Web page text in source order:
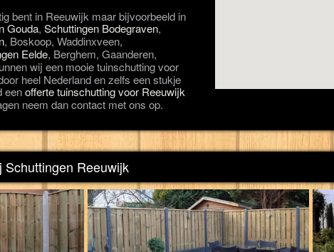
bent in Reeuwijk maar bijvoorbeeld in
Gouda, Schuttingen Bodegraven,
, Boskoop, Waddinxveen,
Eelde, Berghem, Gaanderen,
wij een mooie tuinschutting voor
heel Nederland en zelfs een stukje
eenofferte tuinschutting voor Reeuwijk
neem dan contact met ons op.
Reeuwijk